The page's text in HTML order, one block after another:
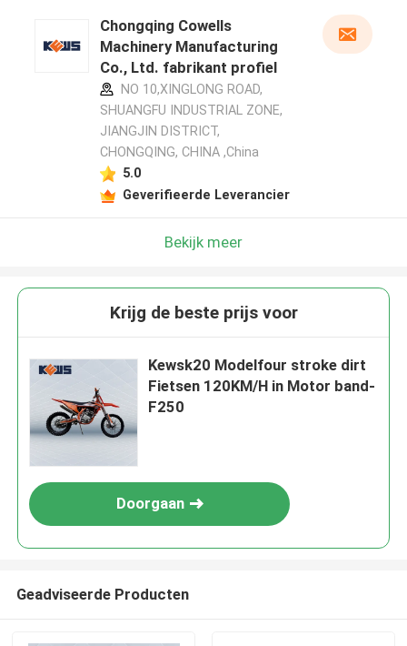
Chongqing Cowells
Machinery Manufacturing
Co., Ltd. fabrikant profiel
NO 10,XINGLONG ROAD,
SHUANGFU INDUSTRIAL ZONE,
JIANGJIN DISTRICT,
CHONGQING, CHINA ,China
5.0
Geverifieerde Leverancier
Bekijk meer
Krijg de beste prijs voor
Kewsk20 Modelfour stroke dirt
Fietsen 120KM/H in Motor band-
F250
Doorgaan
Geadviseerde Producten